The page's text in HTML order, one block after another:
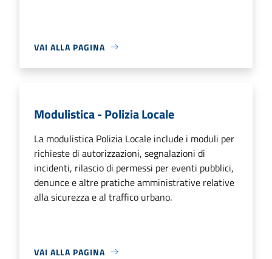
VAI ALLA PAGINA
Modulistica - Polizia Locale
La modulistica Polizia Locale include i moduli per
richieste di autorizzazioni, segnalazioni di
incidenti, rilascio di permessi per eventi pubblici,
denunce e altre pratiche amministrative relative
alla sicurezza e al traffico urbano.
VAI ALLA PAGINA